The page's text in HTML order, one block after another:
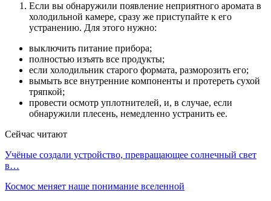
Если вы обнаружили появление неприятного аромата в
холодильной камере, сразу же приступайте к его
устранению. Для этого нужно:
выключить питание прибора;
полностью изъять все продукты;
если холодильник старого формата, разморозить его;
вымыть все внутренние компоненты и протереть сухой
тряпкой;
провести осмотр уплотнителей, и, в случае, если
обнаружили плесень, немедленно устранить ее.
Сейчас читают
Учёные создали устройство, превращающее солнечный свет
в…
Космос меняет наше понимание вселенной